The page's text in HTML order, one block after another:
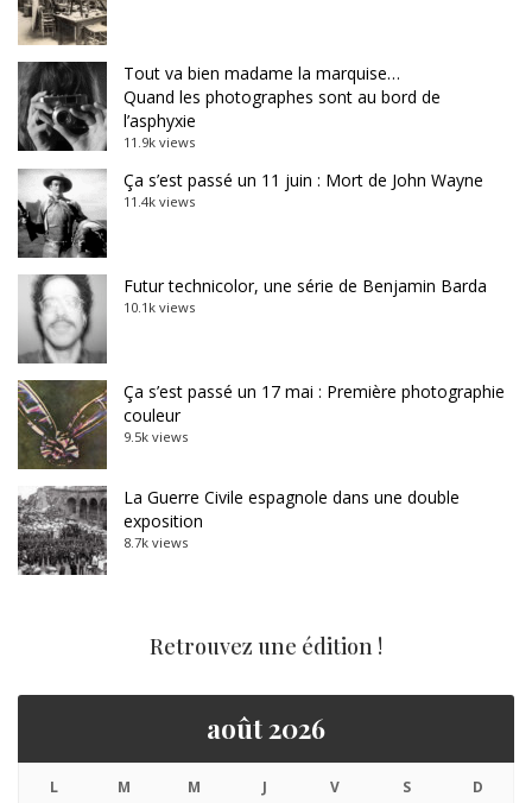
Tout va bien madame la marquise…
Quand les photographes sont au bord de
l’asphyxie
11.9k views
Ça s’est passé un 11 juin : Mort de John Wayne
11.4k views
Futur technicolor, une série de Benjamin Barda
10.1k views
Ça s’est passé un 17 mai : Première photographie
couleur
9.5k views
La Guerre Civile espagnole dans une double
exposition
8.7k views
Retrouvez une édition !
août 2026
L M M J V S D